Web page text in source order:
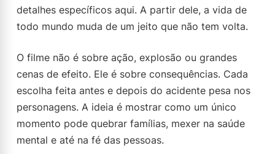
detalhes específicos aqui. A partir dele, a vida de
todo mundo muda de um jeito que não tem volta.
O filme não é sobre ação, explosão ou grandes
cenas de efeito. Ele é sobre consequências. Cada
escolha feita antes e depois do acidente pesa nos
personagens. A ideia é mostrar como um único
momento pode quebrar famílias, mexer na saúde
mental e até na fé das pessoas.